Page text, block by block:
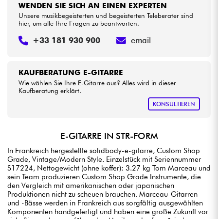
KAUFBERATUNG E-GITARRE
Wie wählen Sie Ihre E-Gitarre aus? Alles wird in dieser
Kaufberatung erklärt.
KONSULTIEREN
WENDEN SIE SICH AN EINEN EXPERTEN
Unsere musikbegeisterten und begeisterten Teleberater sind
hier, um alle Ihre Fragen zu beantworten.
+33 181 930 900 email
E-GITARRE IN STR-FORM
In Frankreich hergestellte solidbody-e-gitarre, Custom Shop
Grade, Vintage/Modern Style. Einzelstück mit Seriennummer
S17224, Nettogewicht (ohne koffer): 3.27 kg Tom Marceau und
sein Team produzieren Custom Shop Grade Instrumente, die
den Vergleich mit amerikanischen oder japanischen
Produktionen nicht zu scheuen brauchen. Marceau-Gitarren
und -Bässe werden in Frankreich aus sorgfältig ausgewählten
Komponenten handgefertigt und haben eine große Zukunft vor